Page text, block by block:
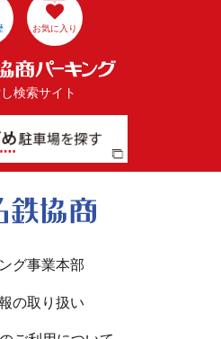
お気に入り
検索サイト
グ事業本部
の取り扱い